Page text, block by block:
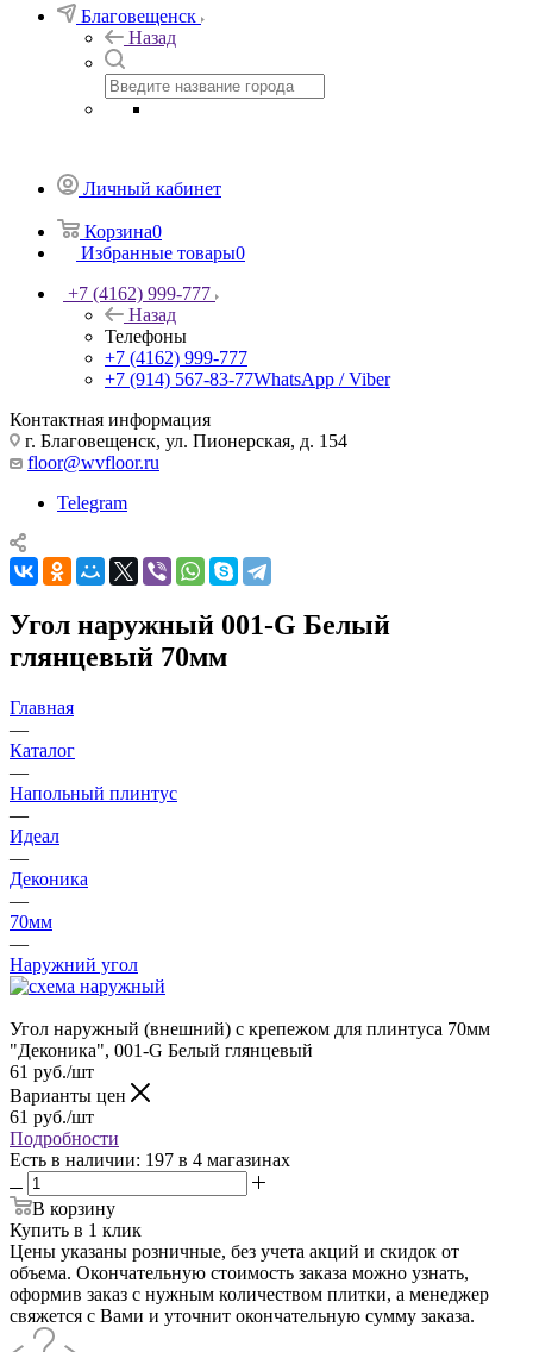
Благовещенск
Назад
Личный кабинет
Корзина0
Избранные товары0
+7 (4162) 999-777
Назад
Телефоны
+7 (4162) 999-777
+7 (914) 567-83-77WhatsApp / Viber
Контактная информация
г. Благовещенск, ул. Пионерская, д. 154
floor@wvfloor.ru
Telegram
Угол наружный 001-G Белый
глянцевый 70мм
Главная
—
Каталог
—
Напольный плинтус
—
Идеал
—
Деконика
—
70мм
—
Наружний угол
Угол наружный (внешний) с крепежом для плинтуса 70мм
"Деконика", 001-G Белый глянцевый
61 руб./шт
Варианты цен
61 руб./шт
Подробности
Есть в наличии: 197 в 4 магазинах
В корзину
Купить в 1 клик
Цены указаны розничные, без учета акций и скидок от
объема. Окончательную стоимость заказа можно узнать,
оформив заказ с нужным количеством плитки, а менеджер
свяжется с Вами и уточнит окончательную сумму заказа.